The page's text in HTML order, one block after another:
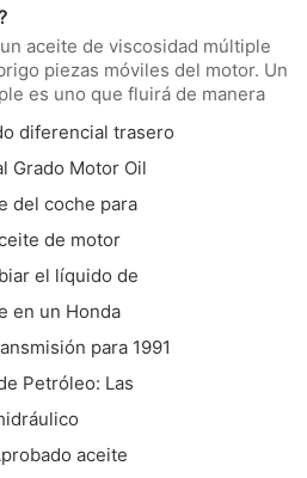
aceite de viscosidad múltiple
piezas móviles del motor. Un
es uno que fluirá de manera
indica su capacidad de flui
diferencial trasero
Grado Motor Oil
del coche para
de motor
el líquido de
Siena?
en un Honda
para 1991
Petróleo: Las
aceite